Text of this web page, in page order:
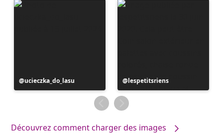
Publication
publiée
ucieczka_do_lasu
Publication
publiée
par
lespetitsriens
Découvrez comment charger des images